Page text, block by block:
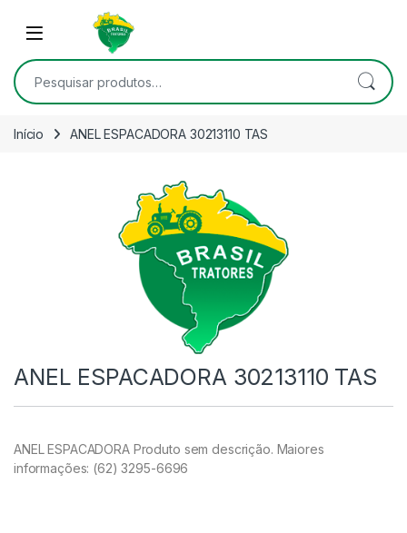
Skip to navigation
Open
Pesquisar por:
Início ANEL ESPACADORA 30213110 TAS
ANEL ESPACADORA 30213110 TAS
ANEL ESPACADORA Produto sem descrição. Maiores
informações: (62) 3295-6696